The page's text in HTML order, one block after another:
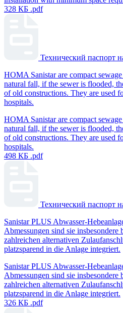
328 КБ .pdf
Технический паспорт
HOMA Sanistar are compact
natural fall, if the sewer is flooded,
of old constructions. They are used
hospitals.
HOMA Sanistar are compact
natural fall, if the sewer is flooded,
of old constructions. They are used
hospitals.
498 КБ .pdf
Технический паспорт
Sanistar PLUS Abwasser-
Abmessungen sind sie
zahlreichen alternativen
platzsparend in die Anlage integriert.
Sanistar PLUS Abwasser-
Abmessungen sind sie
zahlreichen alternativen
platzsparend in die Anlage integriert.
326 КБ .pdf